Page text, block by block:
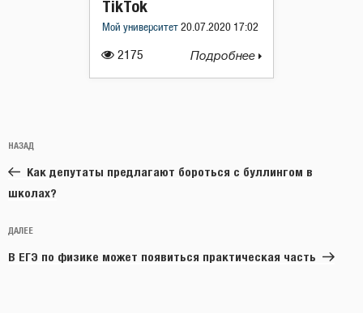
2175
TikTok
Мой университет 20.07.2020 17:02
Подробнее
по
записям
Предыдущая
запись:
НАЗАД
Как депутаты предлагают бороться с буллингом в
школах?
Следующая
запись
ДАЛЕЕ
В ЕГЭ по физике может появиться практическая часть